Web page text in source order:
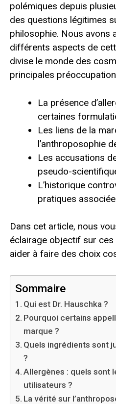
polémiques depuis
des questions légitimes
philosophie. Nous avons
différents aspects de
divise le monde des
principales
La présence
certaines
Les liens de la
l’anthroposophie
Les accusations
pseudo-
L’historique
pratiques
Dans cet article, nous
éclairage objectif sur
aider à faire des choix
Sommaire
Qui est Dr. Hauschka ?
Pourquoi certains
marque ?
Quels ingrédients sont
?
Allergènes : quels sont
utilisateurs ?
La vérité sur